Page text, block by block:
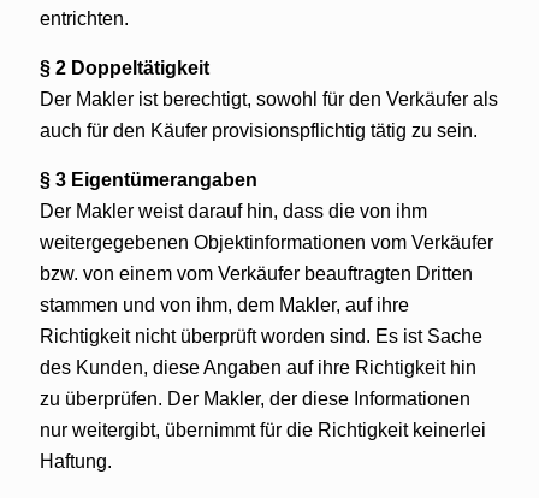
entrichten.
§ 2 Doppeltätigkeit
Der Makler ist berechtigt, sowohl für den Verkäufer als
auch für den Käufer provisionspflichtig tätig zu sein.
§ 3 Eigentümerangaben
Der Makler weist darauf hin, dass die von ihm
weitergegebenen Objektinformationen vom Verkäufer
bzw. von einem vom Verkäufer beauftragten Dritten
stammen und von ihm, dem Makler, auf ihre
Richtigkeit nicht überprüft worden sind. Es ist Sache
des Kunden, diese Angaben auf ihre Richtigkeit hin
zu überprüfen. Der Makler, der diese Informationen
nur weitergibt, übernimmt für die Richtigkeit keinerlei
Haftung.